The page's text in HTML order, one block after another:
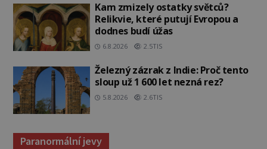
Kam zmizely ostatky světců?
Relikvie, které putují Evropou a
dodnes budí úžas
6.8.2026 2.5TIS
Železný zázrak z Indie: Proč tento
sloup už 1 600 let nezná rez?
5.8.2026 2.6TIS
Paranormální jevy